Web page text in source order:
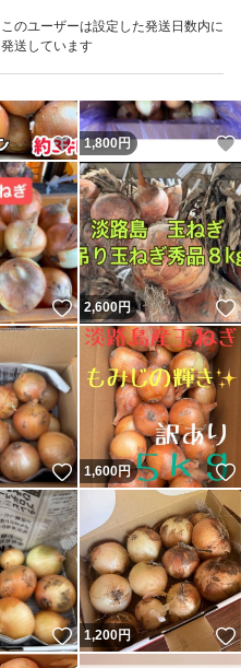
このユーザーは設定した発送日数内に
発送しています
いいね！
1,800円
いいね！
2,600円
いいね！
1,600円
いいね！
1,200円